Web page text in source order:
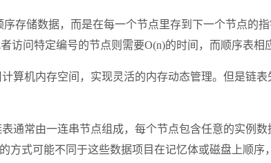
存储数据，而是在每一个节点里存到下一个节点的
问特定编号的节点则需要O(n)的时间，而顺序表相
算机内存空间，实现灵活的内存动态管理。但是链
常由一连串节点组成，每个节点包含任意的实例数
式可能不同于这些数据项目在记忆体或磁盘上顺序